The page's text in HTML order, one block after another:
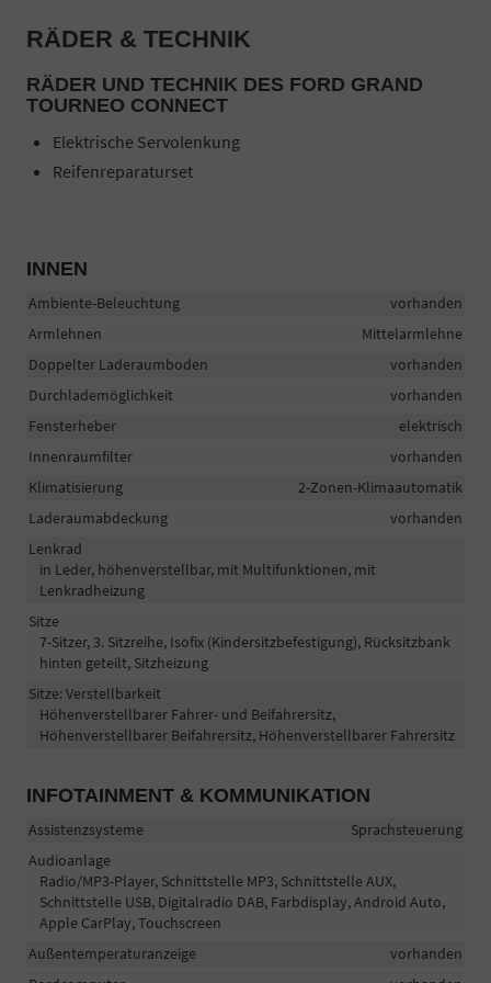
RÄDER & TECHNIK
RÄDER UND TECHNIK DES FORD GRAND
TOURNEO CONNECT
Elektrische Servolenkung
Reifenreparaturset
INNEN
Ambiente-Beleuchtung
vorhanden
Armlehnen
Mittelarmlehne
Doppelter Laderaumboden
vorhanden
Durchlademöglichkeit
vorhanden
Fensterheber
elektrisch
Innenraumfilter
vorhanden
Klimatisierung
2-Zonen-Klimaautomatik
Laderaumabdeckung
vorhanden
Lenkrad
in Leder, höhenverstellbar, mit Multifunktionen, mit
Lenkradheizung
Sitze
7-Sitzer, 3. Sitzreihe, Isofix (Kindersitzbefestigung), Rücksitzbank
hinten geteilt, Sitzheizung
Sitze: Verstellbarkeit
Höhenverstellbarer Fahrer- und Beifahrersitz,
Höhenverstellbarer Beifahrersitz, Höhenverstellbarer Fahrersitz
INFOTAINMENT & KOMMUNIKATION
Assistenzsysteme
Sprachsteuerung
Audioanlage
Radio/MP3-Player, Schnittstelle MP3, Schnittstelle AUX,
Schnittstelle USB, Digitalradio DAB, Farbdisplay, Android Auto,
Apple CarPlay, Touchscreen
Außentemperaturanzeige
vorhanden